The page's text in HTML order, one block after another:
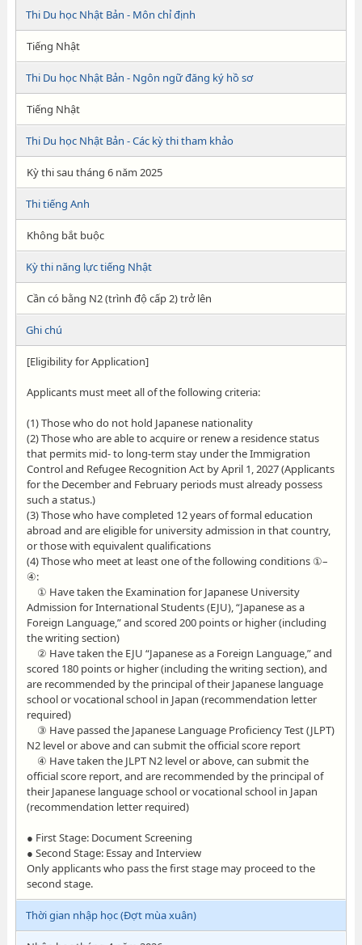
Thi Du học Nhật Bản - Môn chỉ định
Tiếng Nhật
Thi Du học Nhật Bản - Ngôn ngữ đăng ký hồ sơ
Tiếng Nhật
Thi Du học Nhật Bản - Các kỳ thi tham khảo
Kỳ thi sau tháng 6 năm 2025
Thi tiếng Anh
Không bắt buộc
Kỳ thi năng lực tiếng Nhật
Cần có bằng N2 (trình độ cấp 2) trở lên
Ghi chú
[Eligibility for Application]
Applicants must meet all of the following criteria:
(1) Those who do not hold Japanese nationality
(2) Those who are able to acquire or renew a residence status
that permits mid- to long-term stay under the Immigration
Control and Refugee Recognition Act by April 1, 2027 (Applicants
for the December and February periods must already possess
such a status.)
(3) Those who have completed 12 years of formal education
abroad and are eligible for university admission in that country,
or those with equivalent qualifications
(4) Those who meet at least one of the following conditions ①–
④:
① Have taken the Examination for Japanese University
Admission for International Students (EJU), “Japanese as a
Foreign Language,” and scored 200 points or higher (including
the writing section)
② Have taken the EJU “Japanese as a Foreign Language,” and
scored 180 points or higher (including the writing section), and
are recommended by the principal of their Japanese language
school or vocational school in Japan (recommendation letter
required)
③ Have passed the Japanese Language Proficiency Test (JLPT)
N2 level or above and can submit the official score report
④ Have taken the JLPT N2 level or above, can submit the
official score report, and are recommended by the principal of
their Japanese language school or vocational school in Japan
(recommendation letter required)
● First Stage: Document Screening
● Second Stage: Essay and Interview
Only applicants who pass the first stage may proceed to the
second stage.
Thời gian nhập học (Đợt mùa xuân)